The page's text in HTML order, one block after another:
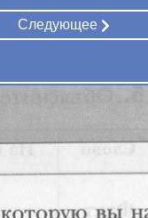
Следующее